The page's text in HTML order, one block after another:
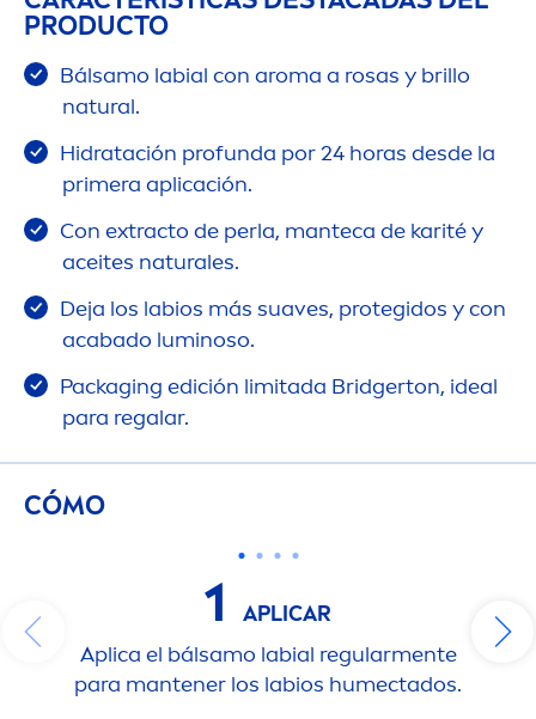
PRODUCTO
Bálsamo labial con aroma a rosas y brillo
natural.
Hidratación profunda por 24 horas desde la
primera aplicación.
Con extracto de perla, manteca de karité y
aceites naturales.
Deja los labios más suaves, protegidos y con
acabado luminoso.
Packaging edición limitada Bridgerton, ideal
para regalar.
CÓMO
1
APLICAR
Aplica el bálsamo labial regularmente
para mantener los labios humectados.